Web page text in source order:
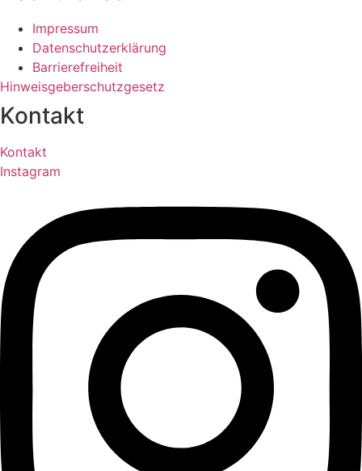
Impressum
Datenschutzerklärung
Barrierefreiheit
Hinweisgeberschutzgesetz
Kontakt
Kontakt
Instagram